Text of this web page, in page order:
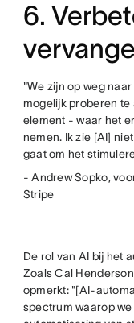
6.
"We zijn op weg
mogelijk proberen
element - waar het
nemen. Ik zie [AI]
gaat om het
- Andrew Sopko,
Stripe
De rol van AI bij het
Zoals Cal
opmerkt: "[AI-
spectrum waarop